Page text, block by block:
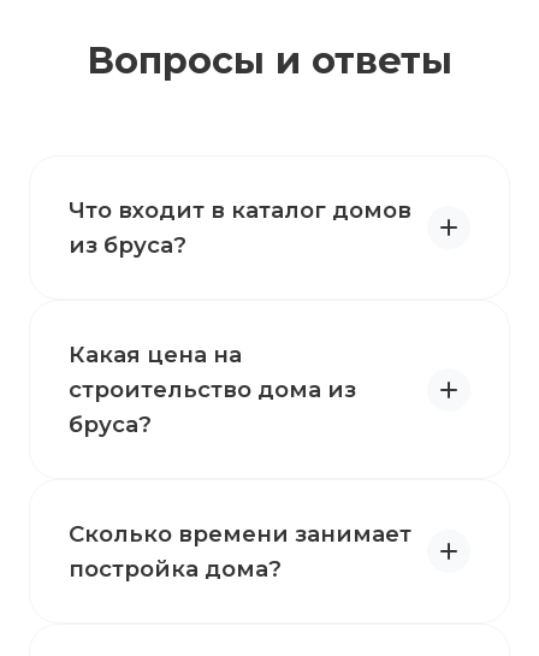
Вопросы и ответы
Что входит в каталог домов
из бруса?
Какая цена на
строительство дома из
бруса?
Сколько времени занимает
постройка дома?